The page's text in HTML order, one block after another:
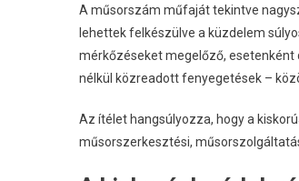
A műsorszám műfaját tekintve
lehettek felkészülve a küzdelem
mérkőzéseket megelőző,
nélkül közreadott fenyegetések –
Az ítélet hangsúlyozza, hogy a
műsorszerkesztési,